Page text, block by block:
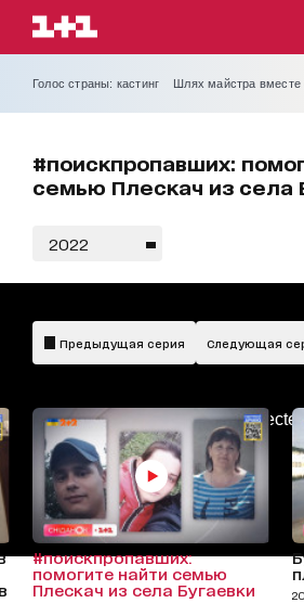
Голос страны: кастинг Шлях майстра вместе
#поискпропавших:
семью Плескач из села
2022
Предыдущая серия Следующая
#поискпропавших:
помогите найти семью
Плескач из села Бугаевки